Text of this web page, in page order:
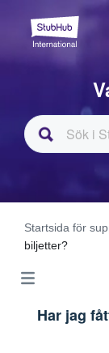
Startsida för
biljetter?
Har jag